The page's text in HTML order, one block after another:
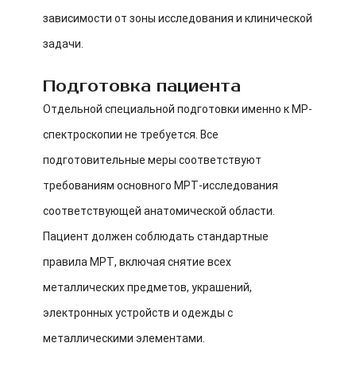
зависимости от зоны исследования и клинической
задачи.
Подготовка пациента
Отдельной специальной подготовки именно к МР-
спектроскопии не требуется. Все
подготовительные меры соответствуют
требованиям основного МРТ-исследования
соответствующей анатомической области.
Пациент должен соблюдать стандартные
правила МРТ, включая снятие всех
металлических предметов, украшений,
электронных устройств и одежды с
металлическими элементами.